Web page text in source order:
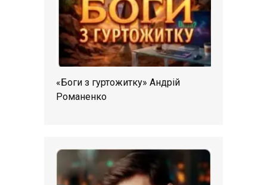
«Боги з гуртожитку» Андрій
Романенко